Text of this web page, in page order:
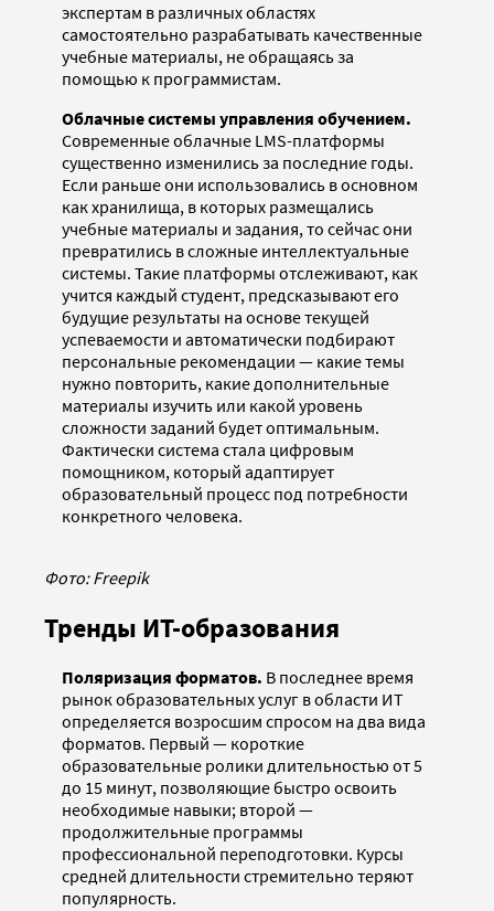
экспертам в различных областях
самостоятельно разрабатывать качественные
учебные материалы, не обращаясь за
помощью к программистам.
Облачные системы управления обучением.
Современные облачные LMS-платформы
существенно изменились за последние годы.
Если раньше они использовались в основном
как хранилища, в которых размещались
учебные материалы и задания, то сейчас они
превратились в сложные интеллектуальные
системы. Такие платформы отслеживают, как
учится каждый студент, предсказывают его
будущие результаты на основе текущей
успеваемости и автоматически подбирают
персональные рекомендации — какие темы
нужно повторить, какие дополнительные
материалы изучить или какой уровень
сложности заданий будет оптимальным.
Фактически система стала цифровым
помощником, который адаптирует
образовательный процесс под потребности
конкретного человека.
Фото: Freepik
Тренды ИТ-образования
Поляризация форматов. В последнее время
рынок образовательных услуг в области ИТ
определяется возросшим спросом на два вида
форматов. Первый — короткие
образовательные ролики длительностью от 5
до 15 минут, позволяющие быстро освоить
необходимые навыки; второй —
продолжительные программы
профессиональной переподготовки. Курсы
средней длительности стремительно теряют
популярность.